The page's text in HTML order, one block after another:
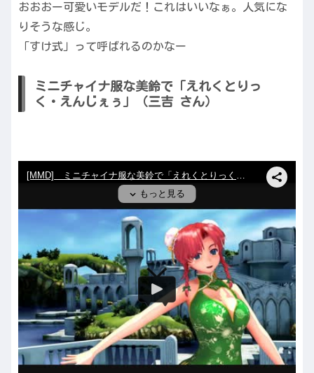
おおおー可愛いモデルだ！これはいいなぁ。人気にな
りそうな感じ。
「すけ式」って呼ばれるのかなー
ミニチャイナ服な美鈴で「えれくとりっ
く・えんじぇぅ」（三吉 さん）